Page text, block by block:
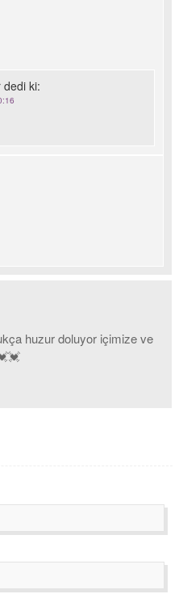
dedi ki:
huzur doluyor içimize ve